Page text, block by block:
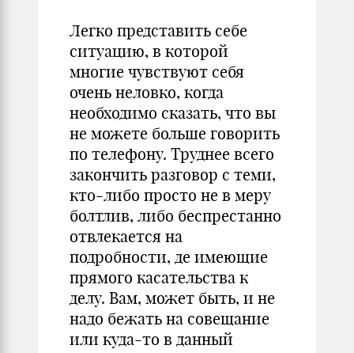
Легко представить себе
ситуацию, в которой
многие чувствуют себя
очень неловко, когда
необходимо сказать, что вы
не можете больше говорить
по телефону. Труднее всего
закончить разговор с теми,
кто-либо просто не в меру
болтлив, либо беспрестанно
отвлекается на
подробности, де имеющие
прямого касательства к
делу. Вам, может быть, и не
надо бежать на совещание
или куда-то в данный